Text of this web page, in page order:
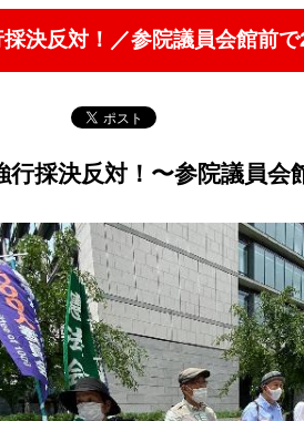
決反対！／参院議員会館前
行採決反対！〜参院議員会